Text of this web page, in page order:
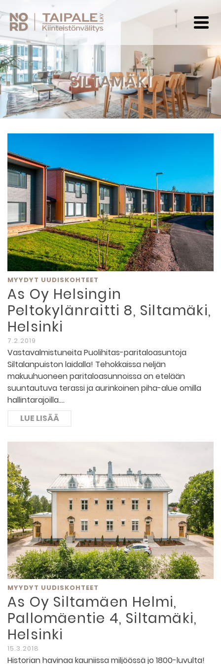
SILTAMÄKI
MYYDYT UUDISKOHTEET
As Oy Helsingin
Peltokylänraitti 8, Siltamäki,
Helsinki
7.2.2019
Vastavalmistuneita Puolihitas-paritaloasuntoja
Siltalanpuiston laidalla! Tehokkaissa neljän
makuuhuoneen paritaloasunnoissa on etelään
suuntautuva terassi ja aurinkoinen piha-alue omilla
hallintarajoilla.…
LUE LISÄÄ
MYYDYT UUDISKOHTEET
As Oy Siltamäen Helmi,
Pallomäentie 4, Siltamäki,
Helsinki
15.3.2018
Historian havinaa kauniissa miljöössä jo 1800-luvulta!